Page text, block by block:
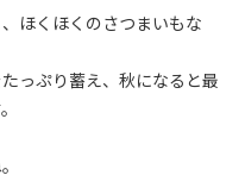
ほくほくのさつまいもな
っぷり蓄え、秋になると最